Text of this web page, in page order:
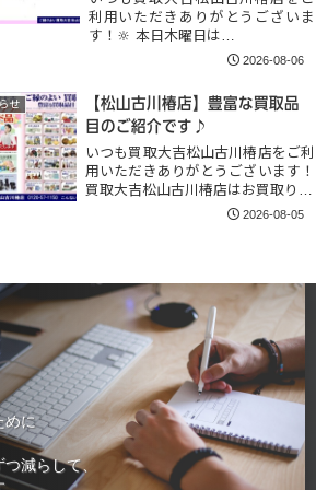
利用いただきありがとうございま
す！🔆 本日木曜日は…
2026-08-06
せ
【松山古川椿店】豊富な買取品
目のご紹介です♪
いつも買取大吉松山古川椿店をご利
用いただきありがとうございます！
買取大吉松山古川椿店はお買取り…
2026-08-05
めに
減らして、